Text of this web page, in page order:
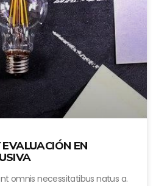
EN
omnis necessitatibus natus a.